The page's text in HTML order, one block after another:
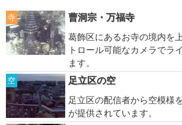
寺
曹洞宗・万福寺
葛飾区にあるお寺の境内を
トロール可能なカメラでラ
ます。
空
足立区の空
足立区の配信者から空模様
が提供されています。